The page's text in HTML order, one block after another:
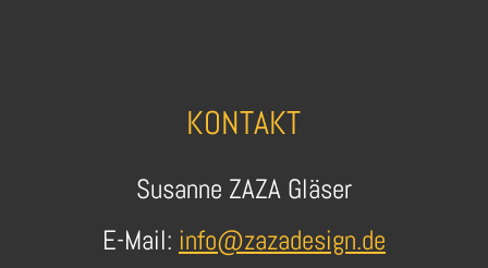
KONTAKT
Susanne ZAZA Gläser
E-Mail: info@zazadesign.de